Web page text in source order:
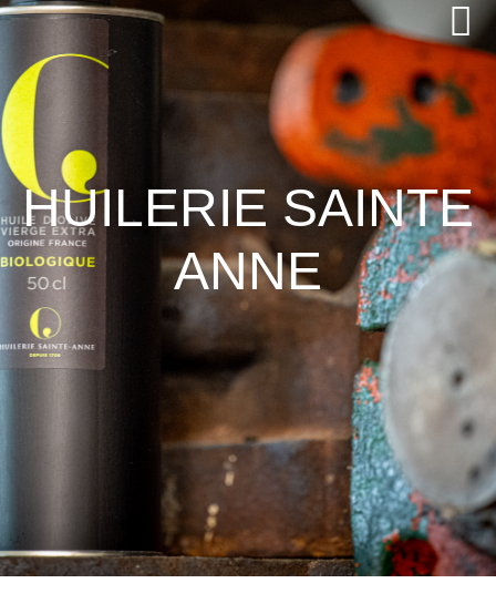
HUILERIE SAINTE
ANNE